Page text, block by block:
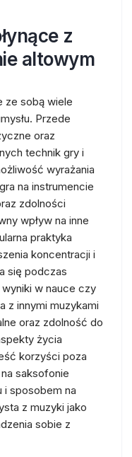
z
altowym
ze sobą wiele
Przede
oraz
technik gry i
wyrażania
na instrumencie
zdolności
wpływ na inne
praktyka
koncentracji i
się podczas
w nauce czy
z innymi muzykami
oraz zdolność do
życia
korzyści poza
saksofonie
i sposobem na
z muzyki jako
sobie z